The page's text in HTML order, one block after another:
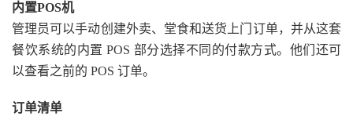
内置POS机
管理员可以手动创建外卖、堂食和送货上门订单，并从这套
餐饮系统的内置 POS 部分选择不同的付款方式。他们还可
以查看之前的 POS 订单。
订单清单